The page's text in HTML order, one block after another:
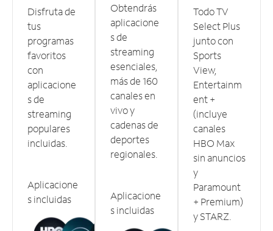
Disfruta de
tus
programas
favoritos
con
aplicacione
s de
streaming
populares
incluidas.
Aplicacione
s incluidas
Obtendrás
aplicacione
s de
streaming
esenciales,
más de 160
canales en
vivo y
cadenas de
deportes
regionales.
Aplicacione
s incluidas
Todo TV
Select Plus
junto con
Sports
View,
Entertainm
ent +
(incluye
canales
HBO Max
sin anuncios
y
Paramount
+ Premium)
y STARZ.